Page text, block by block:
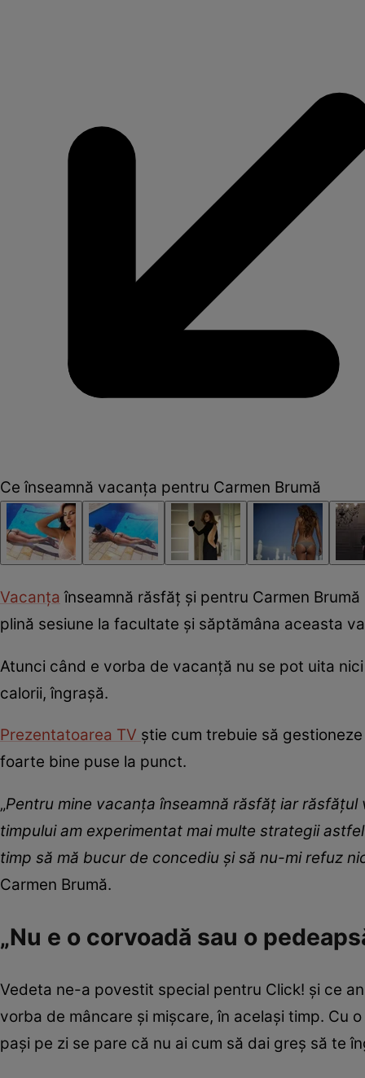
Ce înseamnă vacanța pentru Carmen Brumă
Vacanța înseamnă răsfăț și pentru Carmen
plină sesiune la facultate și săptămâna aceasta
Atunci când e vorba de vacanță nu se pot uita
calorii, îngrașă.
Prezentatoarea TV știe cum trebuie să
foarte bine puse la punct.
„Pentru mine vacanța înseamnă răsfăț iar răsfățul
timpului am experimentat mai multe strategii
timp să mă bucur de concediu și să nu-mi refuz
Carmen Brumă.
„Nu e o corvoadă sau o
Vedeta ne-a povestit special pentru Click! și ce
vorba de mâncare și mișcare, în același timp. Cu
pași pe zi se pare că nu ai cum să dai greș să te